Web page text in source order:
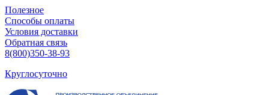
Полезное
Способы оплаты
Условия доставки
Обратная связь
8(800)350-38-93
Круглосуточно